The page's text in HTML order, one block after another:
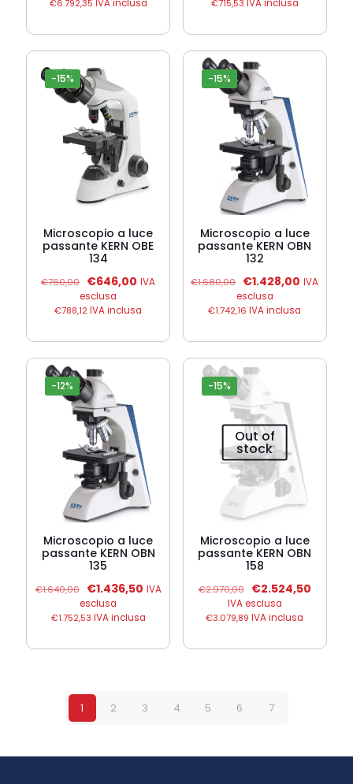
€5.567,50.
€6.792,35 IVA inclusa
€586,50.
€715,53 IVA inclusa
-15%
Microscopio a luce
passante KERN OBE
134
€760,00
Il
prezzo
originale
€646,00 Il
attuale
€646,00.
IVA
esclusa
€788,12IVA inclusa
-15%
Microscopio a luce
passante KERN OBN
132
€1.680,00
Il
prezzo
originale
€1.428,00 Il
attuale
IVA
esclusa
€1.742,16 IVA inclusa
-12%
Microscopio a luce
passante KERN OBN
135
€1.640,00
Il
prezzo
originale
€1.436,50Il
attuale
€1.436,50.
IVA
esclusa
€1.752,53 IVA inclusa
-15%
Out of
stock
Microscopio a luce
passante KERN OBN
158
€2.970,00
Il
prezzo
originale
€2.524,50Il
IVA esclusa
€3.079,89 IVA inclusa
1 2 3 4 5 6 7